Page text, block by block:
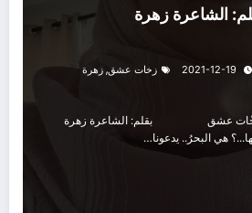
// بقلم: الشاعرة زهرة
2021-12-19 زخات عشق, زهرة
زخّات عشق بقلم: الشاعرة زهرة
هي البحرُ.. يدعونا…